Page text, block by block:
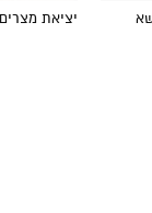
יציאת מצרים